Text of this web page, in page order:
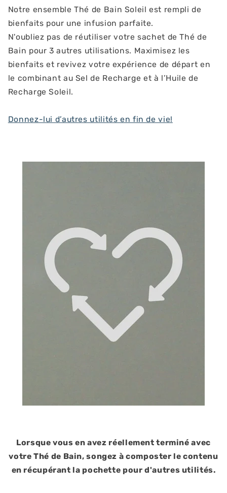
Notre ensemble Thé de Bain Soleil est rempli de
bienfaits pour une infusion parfaite.
N'oubliez pas de réutiliser votre sachet de Thé de
Bain pour 3 autres utilisations. Maximisez les
bienfaits et revivez votre expérience de départ en
le combinant au Sel de Recharge et à l’Huile de
Recharge Soleil.
Donnez-lui d’autres utilités en fin de vie!
Lorsque vous en avez réellement terminé avec
votre Thé de Bain, songez à composter le contenu
en récupérant la pochette pour d'autres utilités.